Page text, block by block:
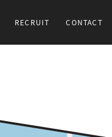
RECRUIT CONTACT